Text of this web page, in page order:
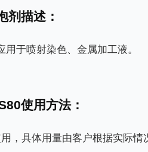
剂描述：
用于喷射染色、金属加工液。
使用方法：
，具体用量由客户根据实际情